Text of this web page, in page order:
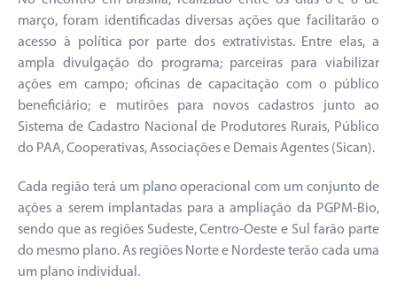
março, foram identificadas diversas ações que facilitarão o
acesso à política por parte dos extrativistas. Entre elas, a
ampla divulgação do programa; parceiras para viabilizar
ações em campo; oficinas de capacitação com o público
beneficiário; e mutirões para novos cadastros junto ao
Sistema de Cadastro Nacional de Produtores Rurais, Público
do PAA, Cooperativas, Associações e Demais Agentes (Sican).
Cada região terá um plano operacional com um conjunto de
ações a serem implantadas para a ampliação da PGPM-Bio,
sendo que as regiões Sudeste, Centro-Oeste e Sul farão parte
do mesmo plano. As regiões Norte e Nordeste terão cada uma
um plano individual.